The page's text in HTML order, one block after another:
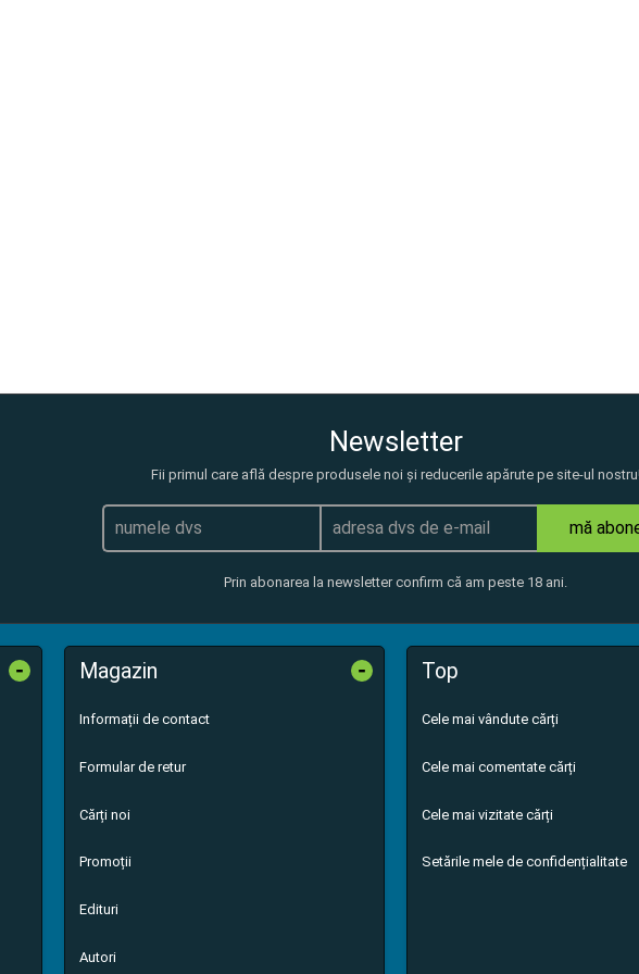
Newsletter
Fii primul care află despre produsele noi și reducerile apărute pe site-ul
mă
Prin abonarea la newsletter confirm că am peste 18 ani.
- Magazin -
Informații de contact
Formular de retur
Cărți noi
Promoții
Edituri
Autori
Top
Cele mai vândute cărți
Cele mai comentate cărți
Cele mai vizitate cărți
Setările mele de confidențialitate